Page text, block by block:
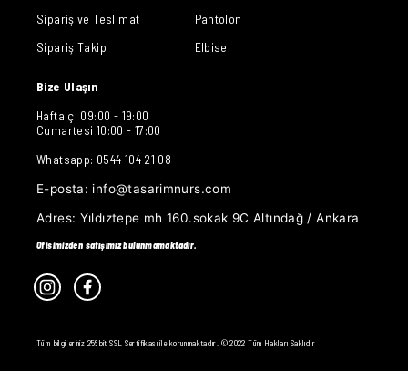
Sipariş ve Teslimat
Sipariş Takip
Pantolon
Elbise
Bize Ulaşın
Haftaiçi 09:00 - 19:00
Cumartesi 10:00 - 17:00
Whatsapp: 0544 104 21 08
E-posta: info@tasarimnurs.com
Adres: Yıldıztepe mh 160.sokak 9C Altındağ / Ankara
Ofisimizden satışımız bulunmamaktadır.
Tüm bilgileriniz 256bit SSL Sertifikası ile korunmaktadır. © 2022 Tüm Hakları Saklıdır